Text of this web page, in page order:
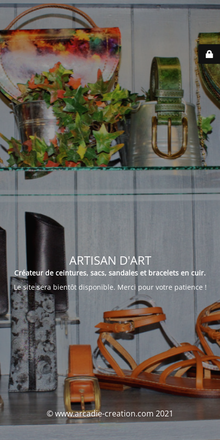
ARTISAN D'ART
Créateur de ceintures, sacs, sandales et bracelets en cuir.
Le site sera bientôt disponible. Merci pour votre patience !
© www.arcadie-creation.com 2021